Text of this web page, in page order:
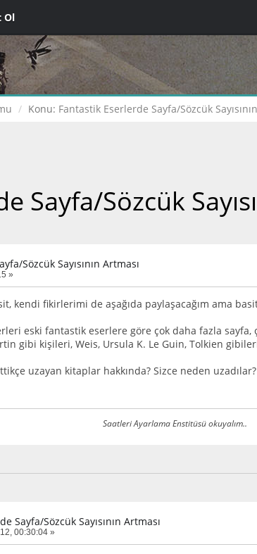
Ol
Konu: Fantastik Eserlerde Sayfa/Sözcük
Sayfa/Sözcük
Sözcük Sayısının Artması
»
kendi fikirlerimi de aşağıda paylaşacağım ama
eski fantastik eserlere göre çok daha fazla
gibi kişileri, Weis, Ursula K. Le Guin, Tolkien
uzayan kitaplar hakkında? Sizce neden
Saatleri Ayarlama Enstitüsü okuyalım..
Sayfa/Sözcük Sayısının Artması
00:30:04 »